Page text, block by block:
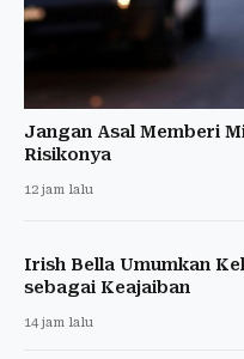
Jangan Asal Memberi
Risikonya
12 jam lalu
Irish Bella Umumkan
sebagai Keajaiban
14 jam lalu